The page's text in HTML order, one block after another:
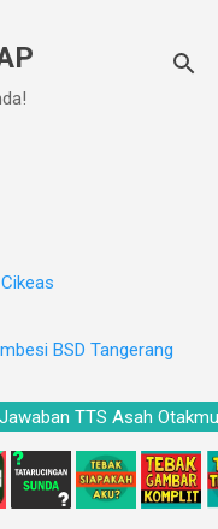
BSD Tangerang
Jawaban TTS Asah